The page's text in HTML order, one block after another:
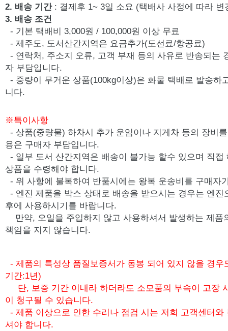
2. 배송 기간 : 결제후 1~ 3일 소요 (택배사 사정에 따라 변
3. 배송 조건
- 기본 택배비 3,000원 / 100,000원 이상 무료
- 제주도, 도서산간지역은 요금추가(도선료/항공료)
- 연락처, 주소지 오류, 고객 부재 등의 사유로 반송되는
자 부담입니다.
- 중량이 무거운 상품(100kg이상)은 화물 택배로 발송하
니다.
※특이사항
- 상품(중량물) 하차시 추가 운임이나 지게차 등의 장비
용은 구매자 부담입니다.
- 일부 도서 산간지역은 배송이 불가능 할수 있으며 직접
상품을 수령해야 합니다.
- 위 사항에 불복하여 반품시에는 왕복 운송비를 구매자
- 엔진 제품을 박스 상태로 배송을 받으시는 경우는 엔진
후에 사용하시기를 바랍니다.
만약, 오일을 주입하지 않고 사용하셔서 발생하는 제품
책임을 지지 않습니다.
- 제품의 특성상 품질보증서가 동봉 되어 있지 않을 경우
기간:1년)
단, 보증 기간 이내라 하더라도 소모품의 부속이 고장
이 청구될 수 있습니다.
- 제품 이상으로 인한 수리나 점검 시는 저희 고객센터와
셔야 합니다.